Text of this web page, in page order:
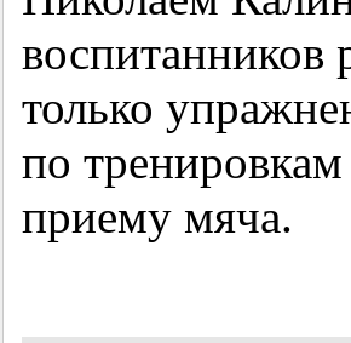
только
по тренировкам
приему мяча.